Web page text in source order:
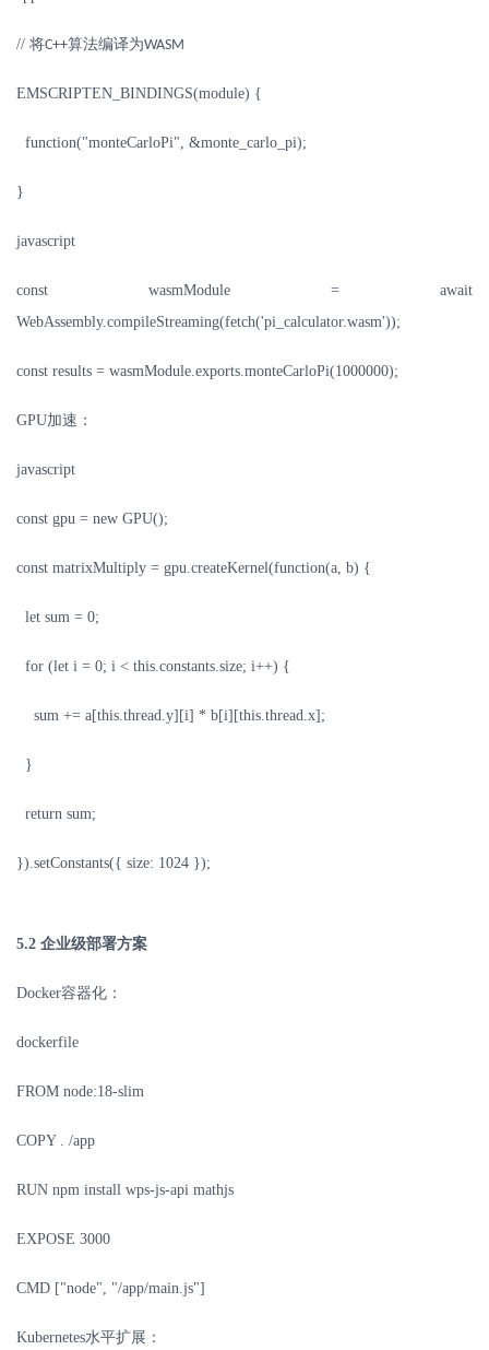
// 将C++算法编译为WASM
EMSCRIPTEN_BINDINGS(module) {
function("monteCarloPi", &monte_carlo_pi);
}
javascript
const wasmModule = await
WebAssembly.compileStreaming(fetch('pi_calculator.wasm'));
const results = wasmModule.exports.monteCarloPi(1000000);
GPU加速：
javascript
const gpu = new GPU();
const matrixMultiply = gpu.createKernel(function(a, b) {
let sum = 0;
for (let i = 0; i < this.constants.size; i++) {
sum += a[this.thread.y][i] * b[i][this.thread.x];
}
return sum;
}).setConstants({ size: 1024 });
5.2 企业级部署方案
Docker容器化：
dockerfile
FROM node:18-slim
COPY . /app
RUN npm install wps-js-api mathjs
EXPOSE 3000
CMD ["node", "/app/main.js"]
Kubernetes水平扩展：